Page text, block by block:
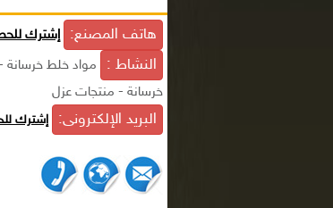
هاتف المصنع: إشترك
النشاط :
مواد خلط
خرسانة - منتجات عزل
البريد الإلكترونى: إشترك